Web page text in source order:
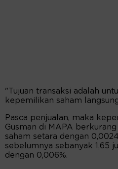
"Tujuan transaksi adalah
kepemilikan saham
Pasca penjualan, maka
Gusman di MAPA
saham setara dengan
sebelumnya sebanyak 1,65
dengan 0,006%.